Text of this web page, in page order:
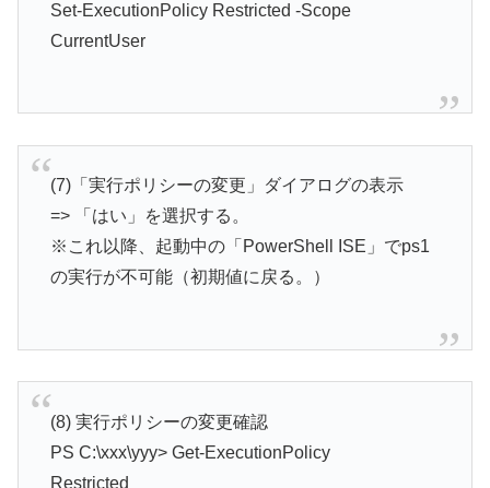
Set-ExecutionPolicy Restricted -Scope
CurrentUser
(7)「実行ポリシーの変更」ダイアログの表示
=> 「はい」を選択する。
※これ以降、起動中の「PowerShell ISE」でps1
の実行が不可能（初期値に戻る。）
(8) 実行ポリシーの変更確認
PS C:\xxx\yyy> Get-ExecutionPolicy
Restricted